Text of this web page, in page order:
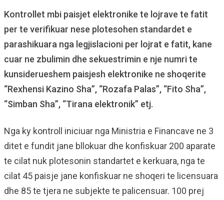
Kontrollet mbi paisjet elektronike te lojrave te fatit
per te verifikuar nese plotesohen standardet e
parashikuara nga legjislacioni per lojrat e fatit, kane
cuar ne zbulimin dhe sekuestrimin e nje numri te
kunsiderueshem paisjesh elektronike ne shoqerite
“Rexhensi Kazino Sha”, “Rozafa Palas”, “Fito Sha”,
“Simban Sha”, “Tirana elektronik” etj.
Nga ky kontroll iniciuar nga Ministria e Financave ne 3
ditet e fundit jane bllokuar dhe konfiskuar 200 aparate
te cilat nuk plotesonin standartet e kerkuara, nga te
cilat 45 paisje jane konfiskuar ne shoqeri te licensuara
dhe 85 te tjera ne subjekte te palicensuar. 100 prej